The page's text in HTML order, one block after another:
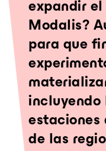
expandir el
Modalis?
para que
incluyendo
estaciones
de las